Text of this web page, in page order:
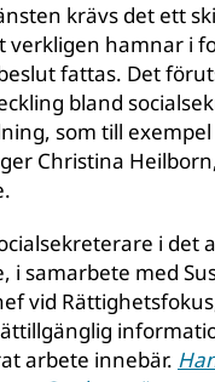
krävs det ett
verkligen hamnar i
fattas. Det
bland
som till
Christina
i det
i samarbete med
vid
arbete innebär.